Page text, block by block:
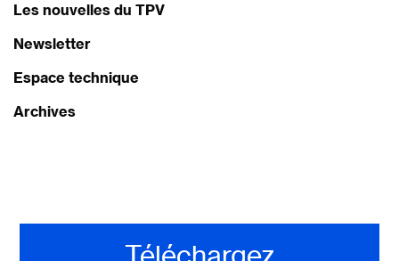
Les nouvelles du TPV
Newsletter
Espace technique
Archives